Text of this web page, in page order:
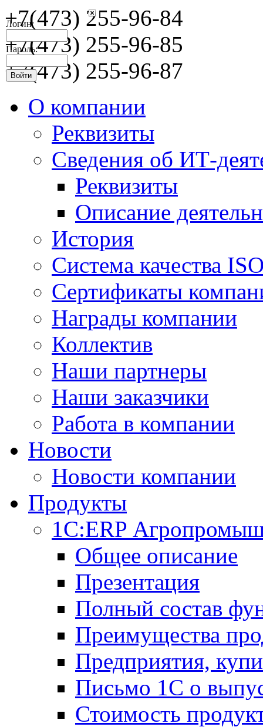
Логин:
Пароль:
+7(473) 255-96-84
+7(473) 255-96-85
+7(473) 255-96-87
О компании
Реквизиты
Сведения об ИТ-
Реквизиты
Описание
История
Система качества
Сертификаты
Награды компании
Коллектив
Наши партнеры
Наши заказчики
Работа в компании
Новости
Новости компании
Продукты
1С:ERP
Общее описание
Презентация
Полный состав
Преимущества
Предприятия,
Письмо 1С о
Стоимость